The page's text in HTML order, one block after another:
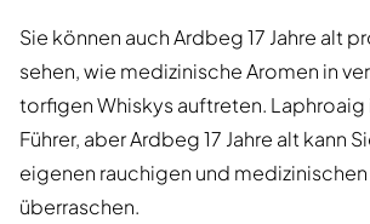
Sie können auch Ardbeg 17 Jahre alt
sehen, wie medizinische Aromen in
torfigen Whiskys auftreten. Laphroaig
Führer, aber Ardbeg 17 Jahre alt kann
eigenen rauchigen und
überraschen.